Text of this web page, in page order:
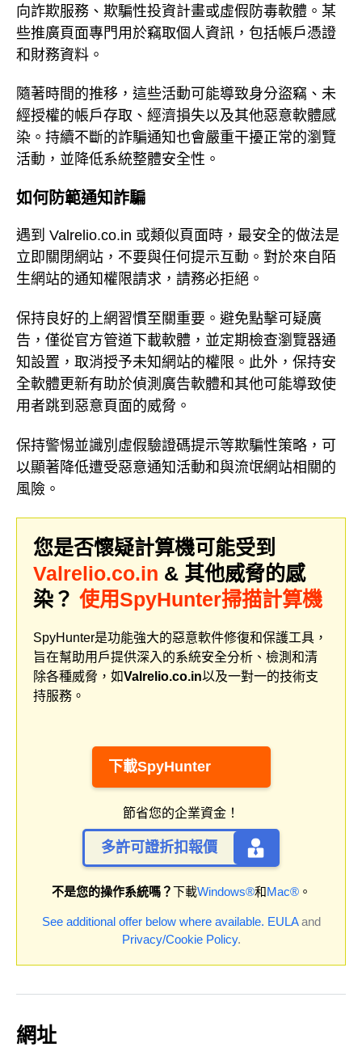
向詐欺服務、欺騙性投資計畫或虛假防毒軟體。某
些推廣頁面專門用於竊取個人資訊，包括帳戶憑證
和財務資料。
隨著時間的推移，這些活動可能導致身分盜竊、未
經授權的帳戶存取、經濟損失以及其他惡意軟體感
染。持續不斷的詐騙通知也會嚴重干擾正常的瀏覽
活動，並降低系統整體安全性。
如何防範通知詐騙
遇到 Valrelio.co.in 或類似頁面時，最安全的做法是
立即關閉網站，不要與任何提示互動。對於來自陌
生網站的通知權限請求，請務必拒絕。
保持良好的上網習慣至關重要。避免點擊可疑廣
告，僅從官方管道下載軟體，並定期檢查瀏覽器通
知設置，取消授予未知網站的權限。此外，保持安
全軟體更新有助於偵測廣告軟體和其他可能導致使
用者跳到惡意頁面的威脅。
保持警惕並識別虛假驗證碼提示等欺騙性策略，可
以顯著降低遭受惡意通知活動和與流氓網站相關的
風險。
您是否懷疑計算機可能受到
Valrelio.co.in & 其他威脅的感
染？ 使用SpyHunter掃描計算機
SpyHunter是功能強大的惡意軟件修復和保護工具，
旨在幫助用戶提供深入的系統安全分析、檢測和清
除各種威脅，如Valrelio.co.in以及一對一的技術支
持服務。
下載SpyHunter
節省您的企業資金！
多許可證折扣報價
不是您的操作系統嗎？下載Windows®和Mac®。
See additional offer below where available. EULAand
Privacy/Cookie Policy.
網址